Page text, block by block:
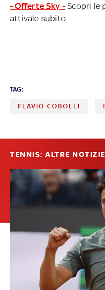
- Offerte Sky - Scopri le
attivale subito
TAG:
FLAVIO COBOLLI
TENNIS: ALTRE NOTIZIE